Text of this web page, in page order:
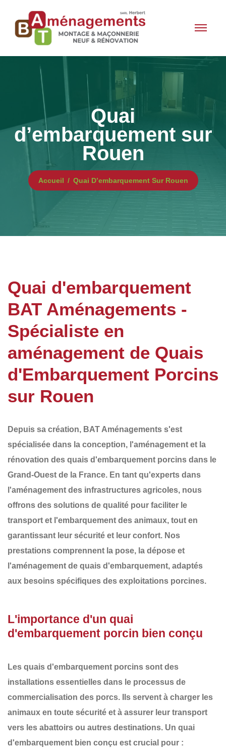
Quai
d’embarquement sur
Rouen
Accueil Quai D’embarquement Sur Rouen
Quai d'embarquement
BAT Aménagements -
Spécialiste en
aménagement de Quais
d'Embarquement Porcins
sur Rouen
Depuis sa création, BAT Aménagements s'est
spécialisée dans la conception, l'aménagement et la
rénovation des quais d'embarquement porcins dans le
Grand-Ouest de la France. En tant qu'experts dans
l'aménagement des infrastructures agricoles, nous
offrons des solutions de qualité pour faciliter le
transport et l'embarquement des animaux, tout en
garantissant leur sécurité et leur confort. Nos
prestations comprennent la pose, la dépose et
l'aménagement de quais d'embarquement, adaptés
aux besoins spécifiques des exploitations porcines.
L'importance d'un quai
d'embarquement porcin bien conçu
Les quais d'embarquement porcins sont des
installations essentielles dans le processus de
commercialisation des porcs. Ils servent à charger les
animaux en toute sécurité et à assurer leur transport
vers les abattoirs ou autres destinations. Un quai
d'embarquement bien conçu est crucial pour :